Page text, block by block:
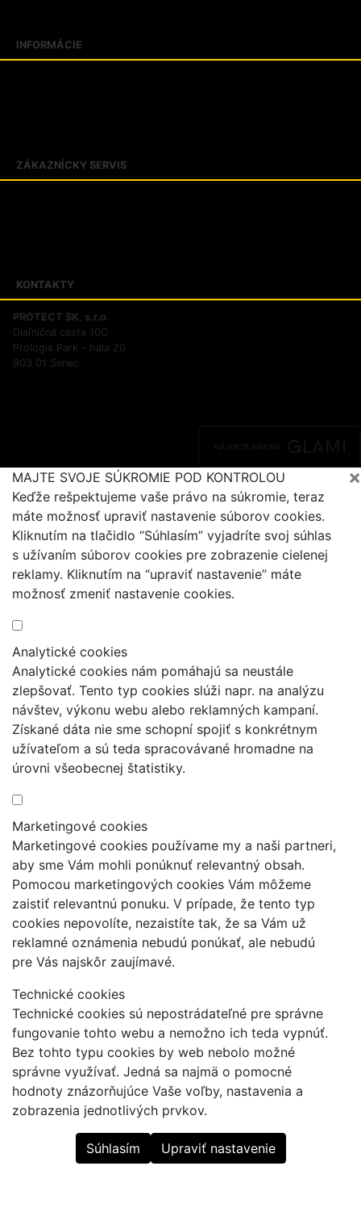
INFORMÁCIE
ZÁKAZNÍCKY SERVIS
KONTAKTY
PROTECT SK, s.r.o.
Diaľničná cesta 10C
Prologis Park - hala 20
903 01 Senec
×
MAJTE SVOJE SÚKROMIE POD KONTROLOU
Keďže rešpektujeme vaše právo na súkromie, teraz
máte možnosť upraviť nastavenie súborov cookies.
Kliknutím na tlačidlo “Súhlasím” vyjadríte svoj súhlas
s užívaním súborov cookies pre zobrazenie cielenej
reklamy. Kliknutím na “upraviť nastavenie” máte
možnosť zmeniť nastavenie cookies.
Analytické cookies
Analytické cookies nám pomáhajú sa neustále
zlepšovať. Tento typ cookies slúži napr. na analýzu
návštev, výkonu webu alebo reklamných kampaní.
Získané dáta nie sme schopní spojiť s konkrétnym
užívateľom a sú teda spracovávané hromadne na
úrovni všeobecnej štatistiky.
Marketingové cookies
Marketingové cookies používame my a naši partneri,
aby sme Vám mohli ponúknuť relevantný obsah.
Pomocou marketingových cookies Vám môžeme
zaistiť relevantnú ponuku. V prípade, že tento typ
cookies nepovolíte, nezaistíte tak, že sa Vám už
reklamné oznámenia nebudú ponúkať, ale nebudú
pre Vás najskôr zaujímavé.
Technické cookies
Technické cookies sú nepostrádateľné pre správne
fungovanie tohto webu a nemožno ich teda vypnúť.
Bez tohto typu cookies by web nebolo možné
správne využívať. Jedná sa najmä o pomocné
hodnoty znázorňujúce Vaše voľby, nastavenia a
zobrazenia jednotlivých prvkov.
Súhlasím Upraviť nastavenie